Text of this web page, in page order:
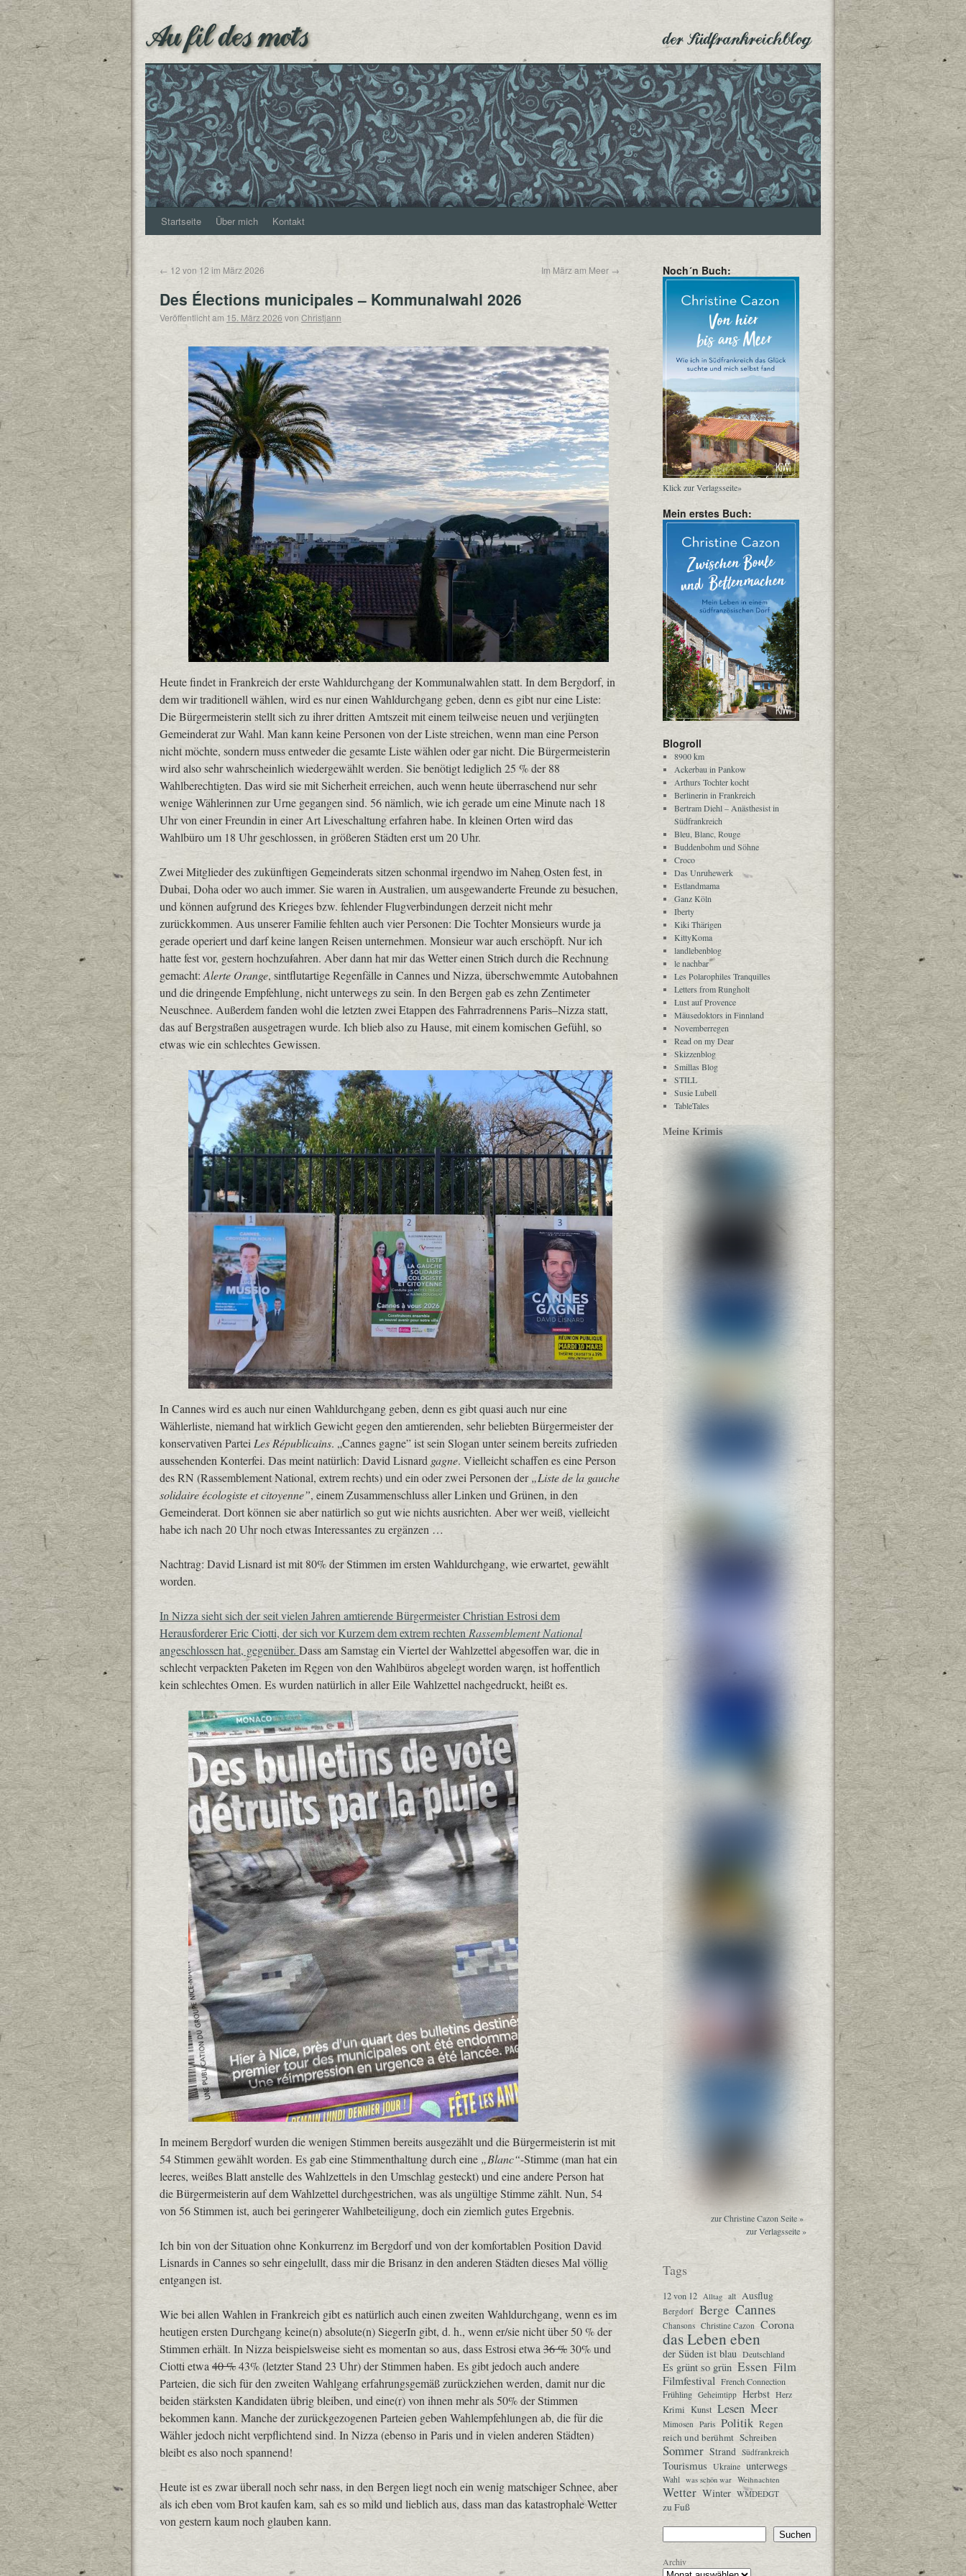
Au fil des mots der Südfrankreichblog
Startseite Über mich Kontakt
← 12 von 12 im März 2026 Im März am Meer →
Des Élections municipales – Kommunalwahl 2026
Veröffentlicht am 15. März 2026 von Christjann
Heute findet in Frankreich der erste Wahldurchgang der Kommunalwahlen statt. In dem Bergdorf, in
dem wir traditionell wählen, wird es nur einen Wahldurchgang geben, denn es gibt nur eine Liste:
Die Bürgermeisterin stellt sich zu ihrer dritten Amtszeit mit einem teilweise neuen und verjüngten
Gemeinderat zur Wahl. Man kann keine Personen von der Liste streichen, wenn man eine Person
nicht möchte, sondern muss entweder die gesamte Liste wählen oder gar nicht. Die Bürgermeisterin
wird also sehr wahrscheinlich wiedergewählt werden. Sie benötigt lediglich 25 % der 88
Wahlberechtigten. Das wird sie mit Sicherheit erreichen, auch wenn heute überraschend nur sehr
wenige Wählerinnen zur Urne gegangen sind. 56 nämlich, wie ich gerade um eine Minute nach 18
Uhr von einer Freundin in einer Art Liveschaltung erfahren habe. In kleinen Orten wird das
Wahlbüro um 18 Uhr geschlossen, in größeren Städten erst um 20 Uhr.
Zwei Mitglieder des zukünftigen Gemeinderats sitzen schonmal irgendwo im Nahen Osten fest, in
Dubai, Doha oder wo auch immer. Sie waren in Australien, um ausgewanderte Freunde zu besuchen,
und können aufgrund des Krieges bzw. fehlender Flugverbindungen derzeit nicht mehr
zurückkommen. Aus unserer Familie fehlten auch vier Personen: Die Tochter Monsieurs wurde ja
gerade operiert und darf keine langen Reisen unternehmen. Monsieur war auch erschöpft. Nur ich
hatte fest vor, gestern hochzufahren. Aber dann hat mir das Wetter einen Strich durch die Rechnung
gemacht:Alerte Orange, sintflutartige Regenfälle in Cannes und Nizza, überschwemmte Autobahnen
und die dringende Empfehlung, nicht unterwegs zu sein. In den Bergen gab es zehn Zentimeter
Neuschnee. Außerdem fanden wohl die letzten zwei Etappen des Fahrradrennens Paris–Nizza statt,
das auf Bergstraßen ausgetragen wurde. Ich blieb also zu Hause, mit einem komischen Gefühl, so
etwas wie ein schlechtes Gewissen.
In Cannes wird es auch nur einen Wahldurchgang geben, denn es gibt quasi auch nur eine
Wählerliste, niemand hat wirklich Gewicht gegen den amtierenden, sehr beliebten Bürgermeister der
konservativen ParteiLes Républicains. „Cannes gagne” ist sein Slogan unter seinem bereits zufrieden
aussehenden Konterfei. Das meint natürlich: David Lisnard gagne. Vielleicht schaffen es eine Person
des RN (Rassemblement National, extrem rechts) und ein oder zwei Personen der„Liste de la gauche
solidaire écologiste et citoyenne”, einem Zusammenschluss aller Linken und Grünen, in den
Gemeinderat. Dort können sie aber natürlich so gut wie nichts ausrichten. Aber wer weiß, vielleicht
habe ich nach 20 Uhr noch etwas Interessantes zu ergänzen …
Nachtrag: David Lisnard ist mit 80% der Stimmen im ersten Wahldurchgang, wie erwartet, gewählt
worden.
In Nizza sieht sich der seit vielen Jahren amtierende Bürgermeister Christian Estrosi dem
Herausforderer Eric Ciotti, der sich vor Kurzem dem extrem rechtenRassemblement National
angeschlossen hat, gegenüber. Dass am Samstag ein Viertel der Wahlzettel abgesoffen war, die in
schlecht verpackten Paketen im Regen von den Wahlbüros abgelegt worden waren, ist hoffentlich
kein schlechtes Omen. Es wurden natürlich in aller Eile Wahlzettel nachgedruckt, heißt es.
In meinem Bergdorf wurden die wenigen Stimmen bereits ausgezählt und die Bürgermeisterin ist mit
54 Stimmen gewählt worden. Es gab eine Stimmenthaltung durch eine „Blanc“-Stimme (man hat ein
leeres, weißes Blatt anstelle des Wahlzettels in den Umschlag gesteckt) und eine andere Person hat
die Bürgermeisterin auf dem Wahlzettel durchgestrichen, was als ungültige Stimme zählt. Nun, 54
von 56 Stimmen ist, auch bei geringerer Wahlbeteiligung, doch ein ziemlich gutes Ergebnis.
Ich bin von der Situation ohne Konkurrenz im Bergdorf und von der komfortablen Position David
Lisnards in Cannes so sehr eingelullt, dass mir die Brisanz in den anderen Städten dieses Mal völlig
entgangen ist.
Wie bei allen Wahlen in Frankreich gibt es natürlich auch einen zweiten Wahldurchgang, wenn es im
heutigen ersten Durchgang keine(n) absolute(n) SiegerIn gibt, d. h., wenn er/sie nicht über 50 % der
Stimmen erhält. In Nizza beispielsweise sieht es momentan so aus, dass Estrosi etwa 36 % 30% und
Ciotti etwa 40 %43% (letzter Stand 23 Uhr) der Stimmen haben. Es gibt jedoch auch andere
Parteien, die sich für den zweiten Wahlgang erfahrungsgemäß zurückziehen werden, damit nur die
beiden stärksten Kandidaten übrig bleiben, und eine(r) von ihnen mehr als 50% der Stimmen
bekommen kann. Manche der zurückgezogenen Parteien geben Wahlempfehlungen ab, die für die
Wähler jedoch nicht verpflichtend sind. In Nizza (ebenso in Paris und in vielen anderen Städten)
bleibt es also noch spannend!
Heute ist es zwar überall noch sehr nass, in den Bergen liegt noch ein wenig matschiger Schnee, aber
als ich eben vom Brot kaufen kam, sah es so mild und lieblich aus, dass man das katastrophale Wetter
von gestern kaum noch glauben kann.
Noch´n Buch:
Klick zur Verlagsseite»
Mein erstes Buch:
Blogroll
8900 km
Ackerbau in Pankow
Arthurs Tochter kocht
Berlinerin in Frankreich
Bertram Diehl – Anästhesist in
Südfrankreich
Bleu, Blanc, Rouge
Buddenbohm und Söhne
Croco
Das Unruhewerk
Estlandmama
Ganz Köln
Iberty
Kiki Thärigen
KittyKoma
landlebenblog
le nachbar
Les Polarophiles Tranquilles
Letters from Rungholt
Lust auf Provence
Mäusedoktors in Finnland
Novemberregen
Read on my Dear
Skizzenblog
Smillas Blog
STILL
Susie Lubell
TableTales
Meine Krimis
zur Christine Cazon Seite »
zur Verlagsseite »
Tags
12 von 12 Alltag alt Ausflug
Bergdorf Berge Cannes
Chansons Christine Cazon Corona
das Leben eben
der Süden ist blau Deutschland
Es grünt so grün Essen Film
Filmfestival French Connection
Frühling Geheimtipp Herbst Herz
Krimi Kunst Lesen Meer
Mimosen Paris Politik Regen
reich und berühmt Schreiben
Sommer Strand Südfrankreich
Tourismus Ukraine unterwegs
Wahl was schön war Weihnachten
Wetter Winter WMDEDGT
zu Fuß
Suchen
Archiv